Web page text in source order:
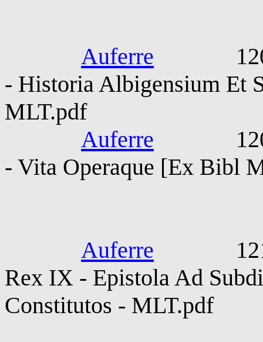
Auferre 1209-
- Historia Albigensium Et
MLT.pdf
Auferre 1209-
- Vita Operaque [Ex Bibl
Auferre 1214-
Rex IX - Epistola Ad
Constitutos - MLT.pdf